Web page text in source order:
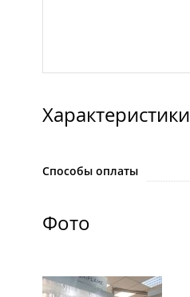
Характеристики
Способы оплаты
Фото